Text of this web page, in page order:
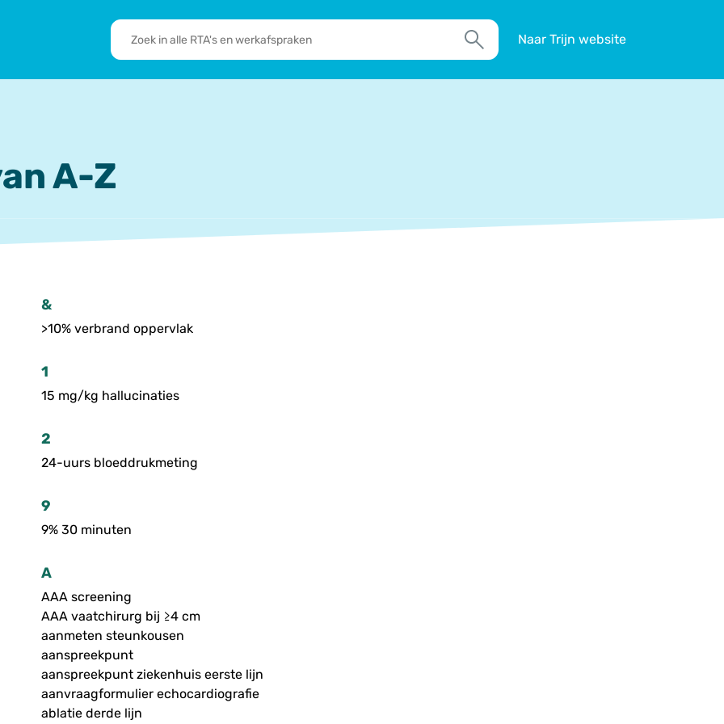
RTA's
en
Zoek
Naar Trijn website
A-Z
&
>10% verbrand oppervlak
1
15 mg/kg hallucinaties
2
24-uurs bloeddrukmeting
9
9% 30 minuten
A
AAA screening
AAA vaatchirurg bij ≥4 cm
aanmeten steunkousen
aanspreekpunt
aanspreekpunt ziekenhuis eerste lijn
aanvraagformulier echocardiografie
ablatie derde lijn